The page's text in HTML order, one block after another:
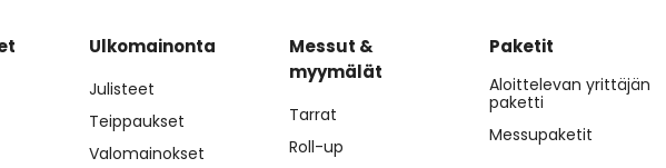
Ulkomainonta
Julisteet
Teippaukset
Valomainokset
Messut &
myymälät
Tarrat
Roll-up
Paketit
Aloittelevan yrittäjän
paketti
Messupaketit